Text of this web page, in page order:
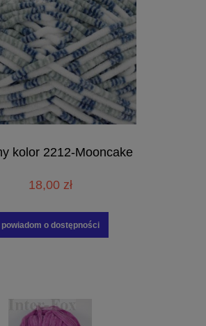
kolor 2212-Mooncake
18,00 zł
powiadom o dostępności